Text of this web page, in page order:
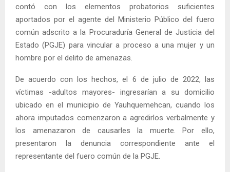
contó con los elementos probatorios suficientes
aportados por el agente del Ministerio Público del fuero
común adscrito a la Procuraduría General de Justicia del
Estado (PGJE) para vincular a proceso a una mujer y un
hombre por el delito de amenazas.
De acuerdo con los hechos, el 6 de julio de 2022, las
víctimas -adultos mayores- ingresarían a su domicilio
ubicado en el municipio de Yauhquemehcan, cuando los
ahora imputados comenzaron a agredirlos verbalmente y
los amenazaron de causarles la muerte. Por ello,
presentaron la denuncia correspondiente ante el
representante del fuero común de la PGJE.